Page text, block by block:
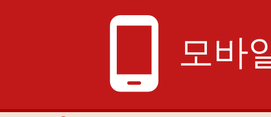
phone_android 모바